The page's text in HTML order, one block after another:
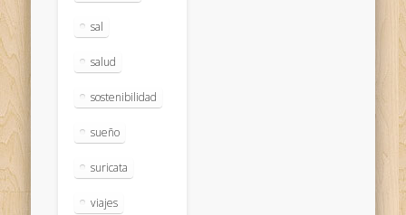
sal
salud
sostenibilidad
sueño
suricata
viajes